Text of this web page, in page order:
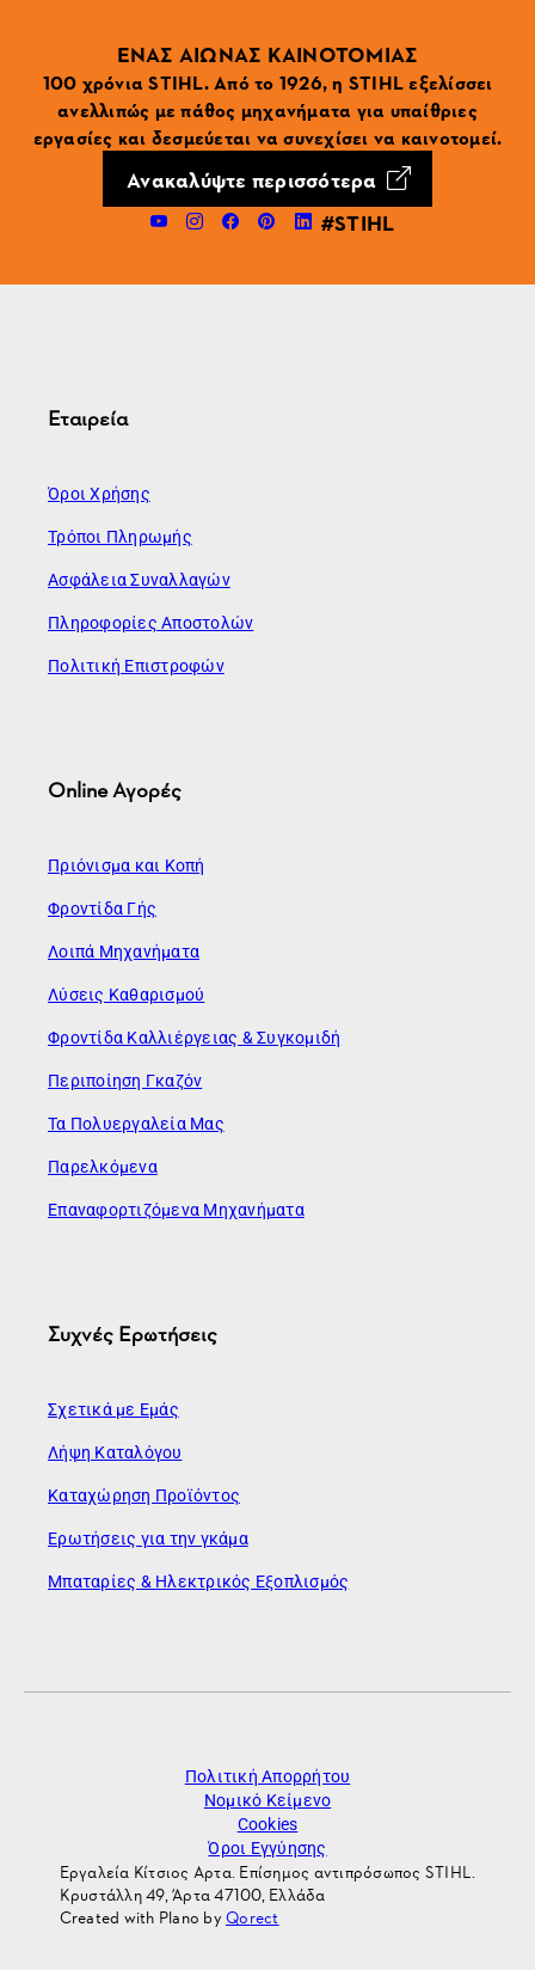
ΕΝΑΣ ΑΙΩΝΑΣ ΚΑΙΝΟΤΟΜΙΑΣ
100 χρόνια STIHL. Από το 1926, η STIHL εξελίσσει
ανελλιπώς με πάθος μηχανήματα για υπαίθριες
εργασίες και δεσμεύεται να συνεχίσει να καινοτομεί.
Ανακαλύψτε περισσότερα
#STIHL
Εταιρεία
Όροι Χρήσης
Τρόποι Πληρωμής
Ασφάλεια Συναλλαγών
Πληροφορίες Αποστολών
Πολιτική Επιστροφών
Online Αγορές
Πριόνισμα και Κοπή
Φροντίδα Γής
Λοιπά Μηχανήματα
Λύσεις Καθαρισμού
Φροντίδα Καλλιέργειας & Συγκομιδή
Περιποίηση Γκαζόν
Τα Πολυεργαλεία Μας
Παρελκόμενα
Επαναφορτιζόμενα Μηχανήματα
Συχνές Ερωτήσεις
Σχετικά με Εμάς
Λήψη Καταλόγου
Καταχώρηση Προϊόντος
Ερωτήσεις για την γκάμα
Μπαταρίες & Ηλεκτρικός Εξοπλισμός
Πολιτική Απορρήτου
Νομικό Κείμενο
Cookies
Όροι Εγγύησης
Εργαλεία Κίτσιος Αρτα. Επίσημος αντιπρόσωπος STIHL.
Κρυστάλλη 49, Άρτα 47100, Ελλάδα
Created with Plano byQorect